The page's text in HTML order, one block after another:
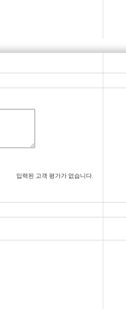
입력된 고객 평가가 없습니다.